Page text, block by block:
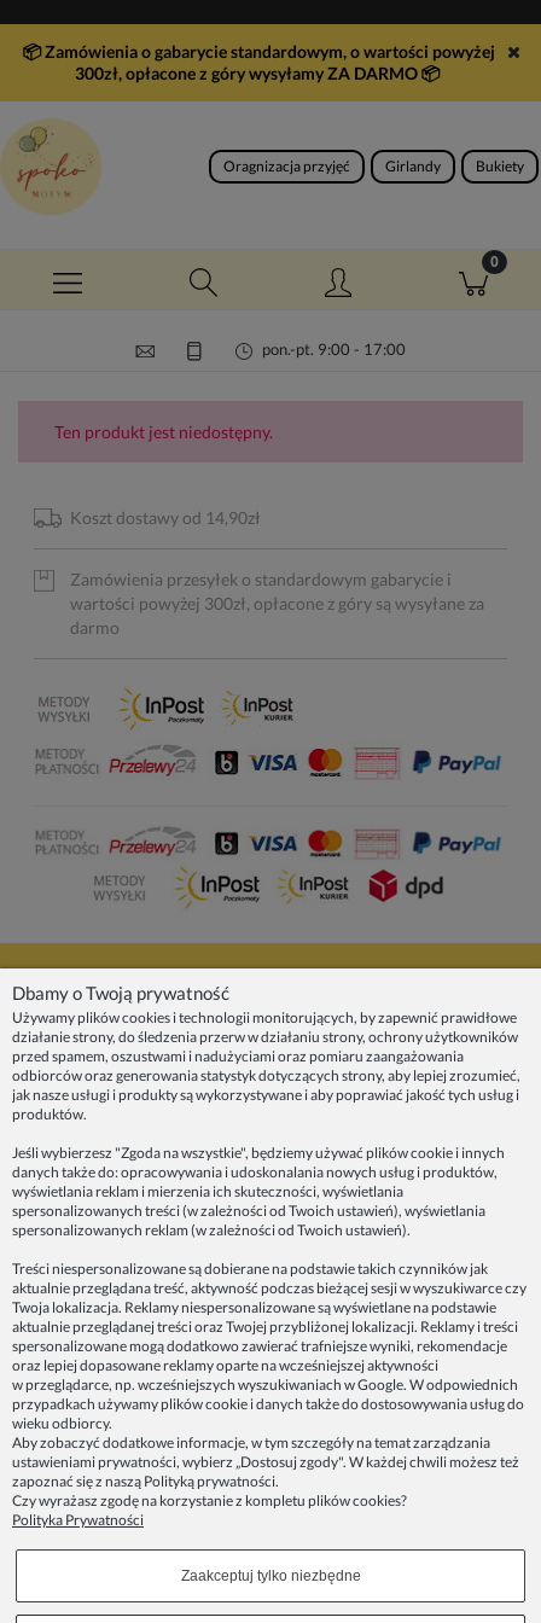
📦 Zamówienia o gabarycie standardowym, o wartości powyżej
300zł, opłacone z góry wysyłamy ZA DARMO📦
Oragnizacja przyjęć Girlandy Bukiety
pon.-pt. 9:00 - 17:00
Ten produkt jest niedostępny.
Koszt dostawy od 14,90zł
Zamówienia przesyłek o standardowym gabarycie i
wartości powyżej 300zł, opłacone z góry są wysyłane za
darmo
INFORMACJE
ZAINSPIRUJ SIĘ!
Dane firmy:
Spoko Motyw, Małgorzata Nowak-Staszak
ul. Skowronia 3D/4, 30-650 Kraków
telefon: 512821491
e-mail:kontakt@spoko-motyw.pl
konto do wpłat przelewem:
92 1140 2004 0000 3202 7758 0405
Punkt odbioru zamówień:
Pracownia Spoko Motyw
ul. Wadowicka 8i (za szlabanem, wejście z tyłu
budynku), 30-415 Kraków
Copyrights © 2023 - SPOKO-MOTYW.PL
Dbamy o Twoją prywatność
Używamy plików cookies i technologii monitorujących, by zapewnić prawidłowe
działanie strony, do śledzenia przerw w działaniu strony, ochrony użytkowników
przed spamem, oszustwami i nadużyciami oraz pomiaru zaangażowania
odbiorców oraz generowania statystyk dotyczących strony, aby lepiej zrozumieć,
jak nasze usługi i produkty są wykorzystywane i aby poprawiać jakość tych usług i
produktów.
Jeśli wybierzesz "Zgoda na wszystkie", będziemy używać plików cookie i innych
danych także do: opracowywania i udoskonalania nowych usług i produktów,
wyświetlania reklam i mierzenia ich skuteczności, wyświetlania
spersonalizowanych treści (w zależności od Twoich ustawień), wyświetlania
spersonalizowanych reklam (w zależności od Twoich ustawień).
Treści niespersonalizowane są dobierane na podstawie takich czynników jak
aktualnie przeglądana treść, aktywność podczas bieżącej sesji w wyszukiwarce czy
Twoja lokalizacja. Reklamy niespersonalizowane są wyświetlane na podstawie
aktualnie przeglądanej treści oraz Twojej przybliżonej lokalizacji. Reklamy i treści
spersonalizowane mogą dodatkowo zawierać trafniejsze wyniki, rekomendacje
oraz lepiej dopasowane reklamy oparte na wcześniejszej aktywności
w przeglądarce, np. wcześniejszych wyszukiwaniach w Google. W odpowiednich
przypadkach używamy plików cookie i danych także do dostosowywania usług do
wieku odbiorcy.
Aby zobaczyć dodatkowe informacje, w tym szczegóły na temat zarządzania
ustawieniami prywatności, wybierz „Dostosuj zgody". W każdej chwili możesz też
zapoznać się z naszą Polityką prywatności.
Czy wyrażasz zgodę na korzystanie z kompletu plików cookies?
Polityka Prywatności
Zaakceptuj tylko niezbędne